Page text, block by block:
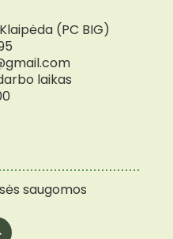
(PC BIG)
laikas
saugomos